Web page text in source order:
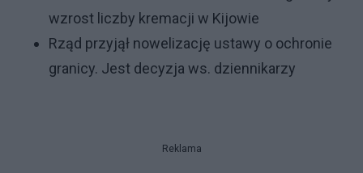
wzrost liczby kremacji w Kijowie
Rząd przyjął nowelizację ustawy o ochronie
granicy. Jest decyzja ws. dziennikarzy
Reklama